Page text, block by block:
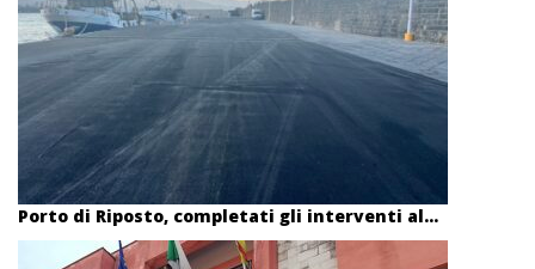
Porto di Riposto, completati gli interventi al...